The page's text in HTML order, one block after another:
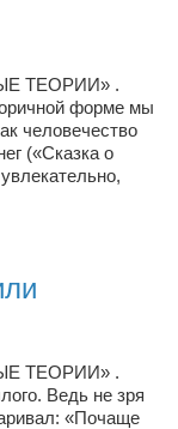
ТЕОРИИ» .
форме мы
человечество
(«Сказка о
ТЕОРИИ» .
Ведь не зря
«Почаще